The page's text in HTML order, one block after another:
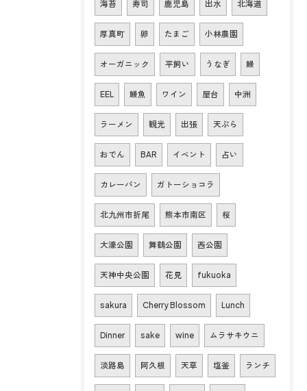
海苔 寿司 鹿児島 出水 北海道
厚真町 卵 たまご 小林農園
オーガニック 平飼い うなぎ 鰻
EEL 鰻魚 ワイン 屋台 中洲
ラーメン 観光 出張 天ぷら
おでん BAR イベント 占い
カレーパン ガトーショコラ
北九州市折尾 熊本市南区 桜
大濠公園 舞鶴公園 西公園
天神中央公園 花見 fukuoka
sakura Cherry Blossom Lunch
Dinner sake wine ムラサキウニ
淡路島 阿久根 天草 塩釜 ランチ